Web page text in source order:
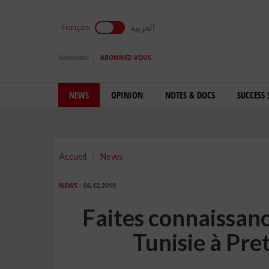
Français العربية
Newsletter ABONNEZ-VOUS
NEWS OPINION NOTES & DOCS SUCCESS
Accueil News
NEWS - 06.12.2019
Faites
Tunisie à